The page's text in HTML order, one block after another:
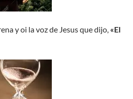
y oi la voz de Jesus que dijo, «El